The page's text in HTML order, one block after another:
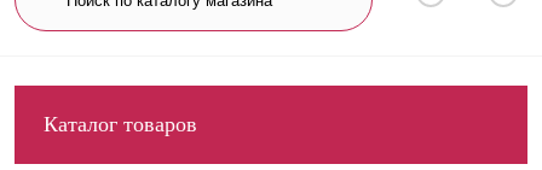
Каталог товаров